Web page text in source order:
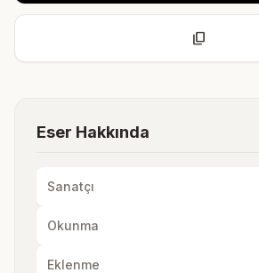
content_copy
Eser Hakkında
Sanatçı
Okunma
Eklenme